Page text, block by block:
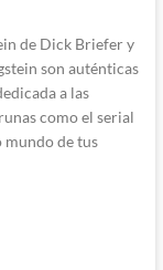
de Dick Briefer y
son auténticas
a las
como el serial
de tus